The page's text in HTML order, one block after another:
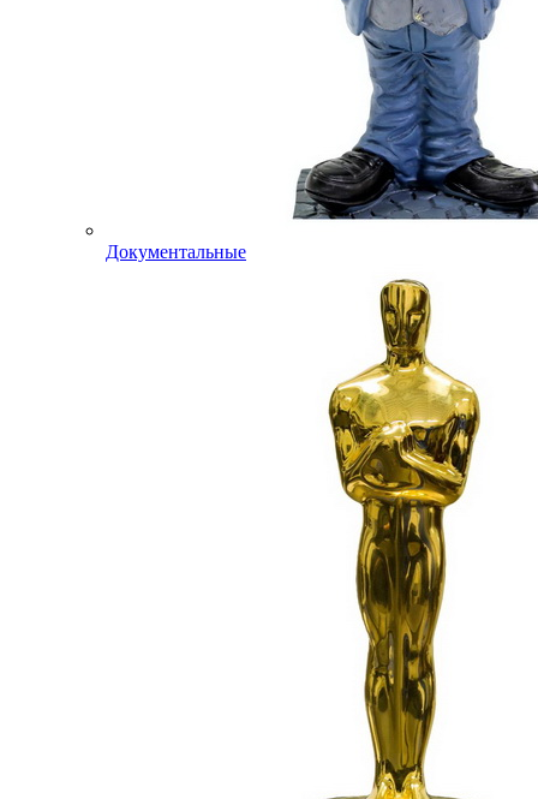
Документальные